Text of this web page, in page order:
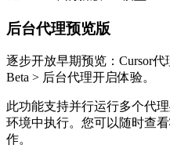
后台代理预览版
逐步开放早期预览：Cursor
Beta > 后台代理开启体验。
此功能支持并行运行多个代
环境中执行。您可以随时查
作。